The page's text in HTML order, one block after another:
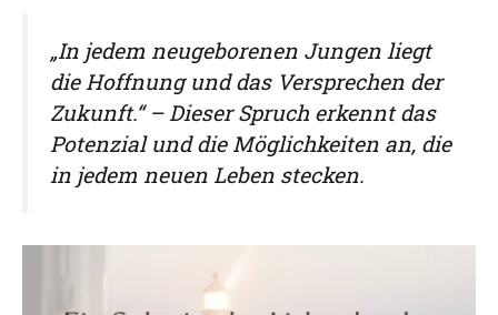
„In jedem neugeborenen Jungen liegt
die Hoffnung und das Versprechen der
Zukunft.“ – Dieser Spruch erkennt das
Potenzial und die Möglichkeiten an, die
in jedem neuen Leben stecken.